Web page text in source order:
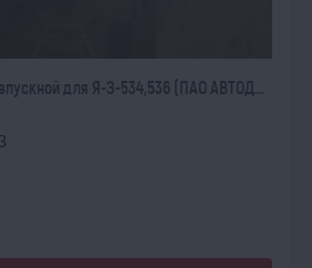
для Я-З-534,536 (ПАО АВТОД...